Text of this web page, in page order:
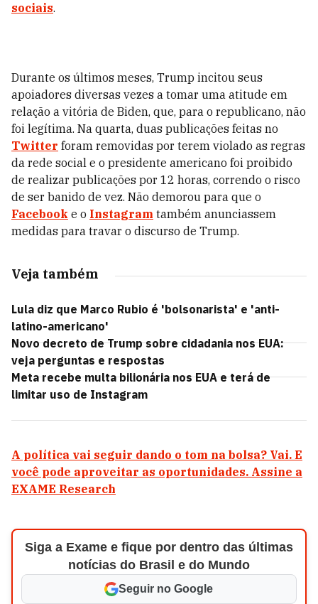
sociais.
Durante os últimos meses, Trump incitou seus
apoiadores diversas vezes a tomar uma atitude em
relação a vitória de Biden, que, para o republicano, não
foi legítima. Na quarta, duas publicações feitas no
Twitter foram removidas por terem violado as regras
da rede social e o presidente americano foi proibido
de realizar publicações por 12 horas, correndo o risco
de ser banido de vez. Não demorou para que o
Facebook e o Instagram também anunciassem
medidas para travar o discurso de Trump.
Veja também
Lula diz que Marco Rubio é 'bolsonarista' e 'anti-
latino-americano'
Novo decreto de Trump sobre cidadania nos EUA:
veja perguntas e respostas
Meta recebe multa bilionária nos EUA e terá de
limitar uso de Instagram
A política vai seguir dando o tom na bolsa? Vai. E
você pode aproveitar as oportunidades. Assine a
EXAME Research
Siga a Exame e fique por dentro das últimas
notícias do Brasil e do Mundo
Seguir no Google